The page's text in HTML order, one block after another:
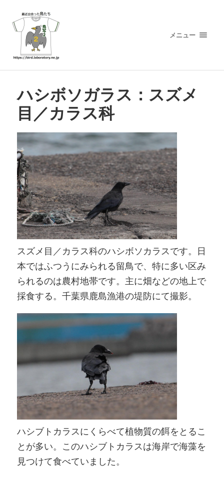
メニュー
ハシボソガラス：スズメ
目／カラス科
スズメ目／カラス科のハシボソカラスです。日
本ではふつうにみられる留鳥で、特に多い区み
られるのは農村地帯です。主に畑などの地上で
採食する。千葉県鹿島漁港の堤防にて撮影。
ハシブトカラスにくらべて植物質の餌をとるこ
とが多い。このハシブトカラスは海岸で海藻を
見つけて食べていました。